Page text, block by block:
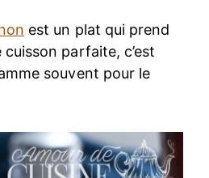
est un plat qui prend
parfaite, c’est
souvent pour le